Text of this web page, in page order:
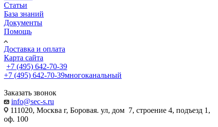
Статьи
База знаний
Документы
Помощь
Доставка и оплата
Карта сайта
+7 (495) 642-70-39
+7 (495) 642-70-39многоканальный
Заказать звонок
info@sec-s.ru
111020, Москва г, Боровая. ул, дом 7, строение 4, подъезд 1,
оф. 100